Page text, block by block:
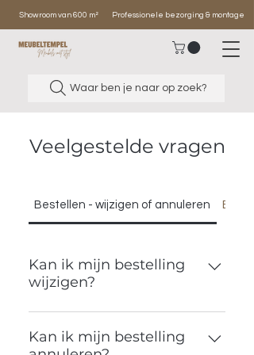
Showroom van 600 m² Professionele bezorging & montage
Waar ben je naar op zoek?
Veelgestelde vragen
Bestellen - wijzigen of annuleren
Kan ik mijn bestelling
wijzigen?
Online orders: wijzig kosteloos
binnen 5 dagen (mail ons!).
Kan ik mijn bestelling